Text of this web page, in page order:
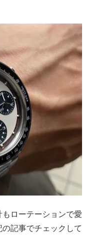
ローテーションで愛
記事でチェックして